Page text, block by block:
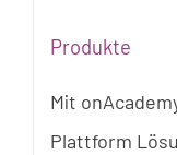
Produkte
Mit
Plattform